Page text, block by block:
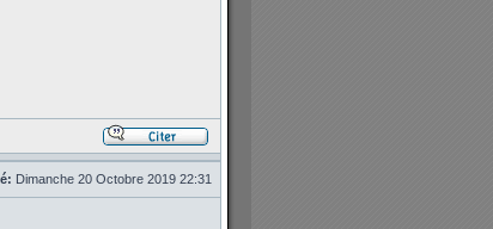
Dimanche 20 Octobre 2019 22:31